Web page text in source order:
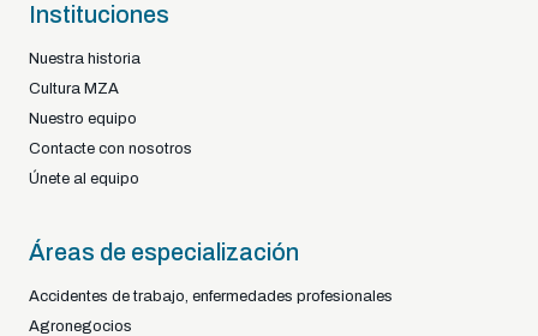
Instituciones
Nuestra historia
Cultura MZA
Nuestro equipo
Contacte con nosotros
Únete al equipo
Áreas de especialización
Accidentes de trabajo, enfermedades profesionales
Agronegocios